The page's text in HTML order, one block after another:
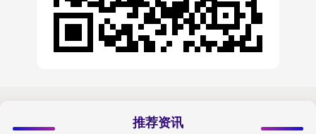
推荐资讯